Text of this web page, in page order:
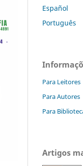
Español
Português
Para Leitores
Para Autores
Para
Artigos